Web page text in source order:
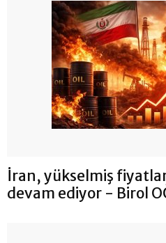
İran, yükselmiş
devam ediyor - Birol